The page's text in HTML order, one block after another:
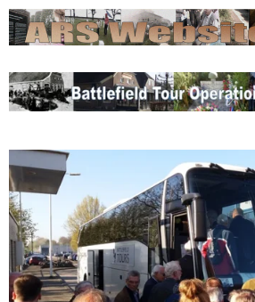
Ga
direct
de
hoofdinhoud